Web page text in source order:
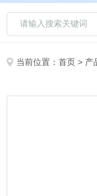
当前位置：首页 > 产